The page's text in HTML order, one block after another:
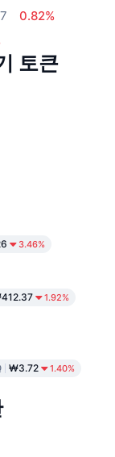
0.82%
토큰
3.46%
1.92%
₩3.72 1.40%